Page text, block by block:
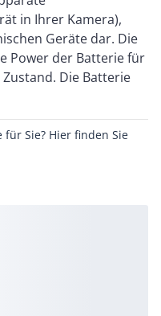
in Ihrer Kamera),
Geräte dar. Die
Power der Batterie für
Die Batterie
Sie? Hier finden Sie